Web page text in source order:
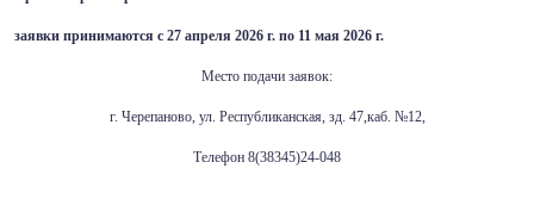
заявки принимаются с 27 апреля 2026 г. по 11 мая 2026 г.
Место подачи заявок:
г. Черепаново, ул. Республиканская, зд. 47,каб. №12,
Телефон 8(38345)24-048